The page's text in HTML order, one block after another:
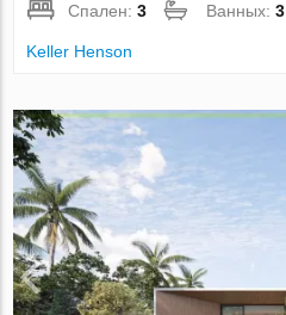
Спален:3 Ванных:3
Keller Henson